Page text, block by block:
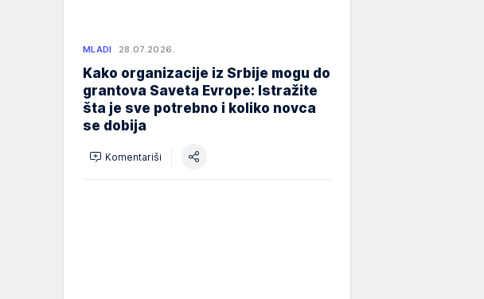
MLADI 28.07.2026.
Kako organizacije iz Srbije mogu do
grantova Saveta Evrope: Istražite
šta je sve potrebno i koliko novca
se dobija
Komentariši